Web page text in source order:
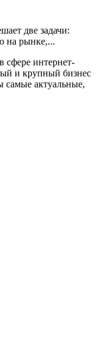
две задачи:
на рынке,...
сфере интернет-
и крупный бизнес
актуальные,